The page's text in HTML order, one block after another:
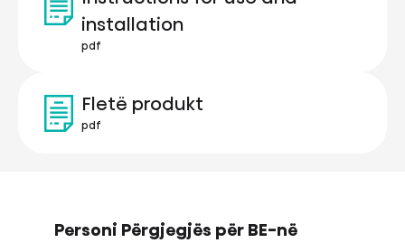
installation
pdf
Fletë produkt
pdf
Personi Përgjegjës për BE-në